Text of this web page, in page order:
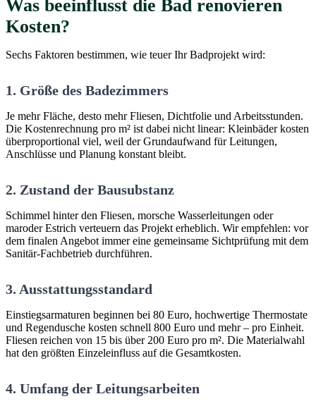
Was beeinflusst die Bad renovieren
Kosten?
Sechs Faktoren bestimmen, wie teuer Ihr Badprojekt wird:
1. Größe des Badezimmers
Je mehr Fläche, desto mehr Fliesen, Dichtfolie und Arbeitsstunden.
Die Kostenrechnung pro m² ist dabei nicht linear: Kleinbäder kosten
überproportional viel, weil der Grundaufwand für Leitungen,
Anschlüsse und Planung konstant bleibt.
2. Zustand der Bausubstanz
Schimmel hinter den Fliesen, morsche Wasserleitungen oder
maroder Estrich verteuern das Projekt erheblich. Wir empfehlen: vor
dem finalen Angebot immer eine gemeinsame Sichtprüfung mit dem
Sanitär-Fachbetrieb durchführen.
3. Ausstattungsstandard
Einstiegsarmaturen beginnen bei 80 Euro, hochwertige Thermostate
und Regendusche kosten schnell 800 Euro und mehr – pro Einheit.
Fliesen reichen von 15 bis über 200 Euro pro m². Die Materialwahl
hat den größten Einzeleinfluss auf die Gesamtkosten.
4. Umfang der Leitungsarbeiten